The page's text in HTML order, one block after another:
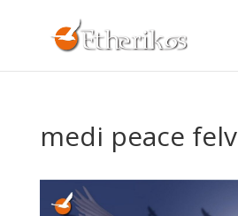
medi peace felv